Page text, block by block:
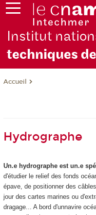
Institut
techniques de
Accueil
Hydrographe
Un.e hydrographe est un.e
d'étudier le relief des fonds
épave, de positionner des
jour des cartes marines ou
dragage... A bord d'unnavire